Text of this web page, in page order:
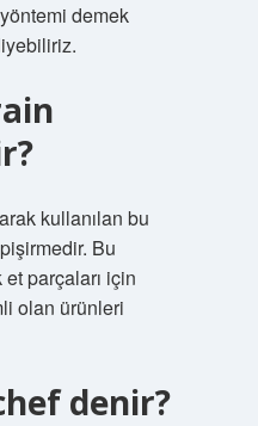
demek
kullanılan bu
Bu
parçaları için
olan ürünleri
denir?